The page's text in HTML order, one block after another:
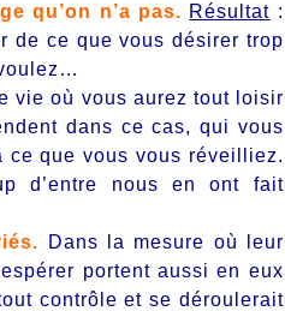
qu’on n’a pas. Résultat :
de ce que vous désirer trop
vie où vous aurez tout loisir
dans ce cas, qui vous
ce que vous vous réveilliez.
d’entre nous en ont fait
Dans la mesure où leur
portent aussi en eux
contrôle et se déroulerait